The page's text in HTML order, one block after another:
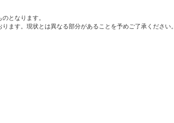
となります。
ます。現状とは異なる部分があることを予めご了承ください。